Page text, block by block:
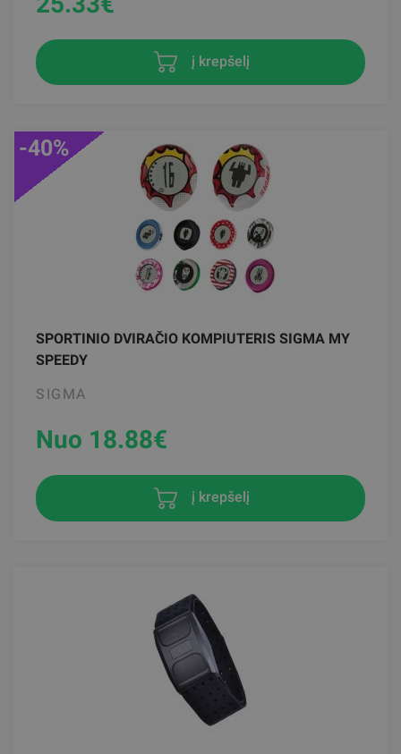
į krepšelį
SPORTINIO DVIRAČIO KOMPIUTERIS SIGMA MY
SPEEDY
SIGMA
-40%
Nuo 18.88€
į krepšelį